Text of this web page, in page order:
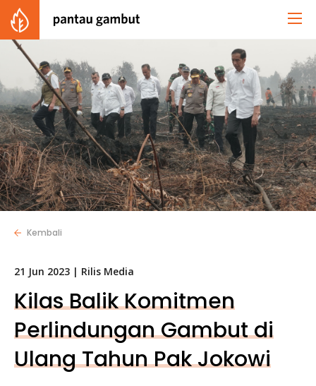
Kembali
21 Jun 2023 | Rilis Media
Kilas Balik Komitmen
Perlindungan Gambut di
Ulang Tahun Pak Jokowi